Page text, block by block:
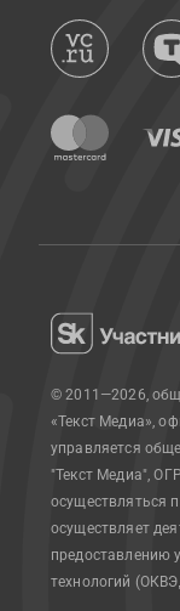
© 2011—2026,
«Текст Медиа»,
управляется
"Текст Медиа",
осуществляться
осуществляет
предоставлению
технологий